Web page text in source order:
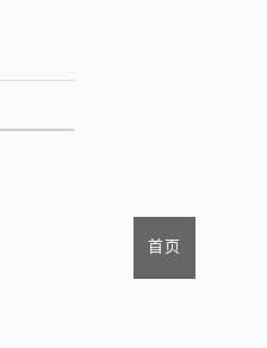
首页